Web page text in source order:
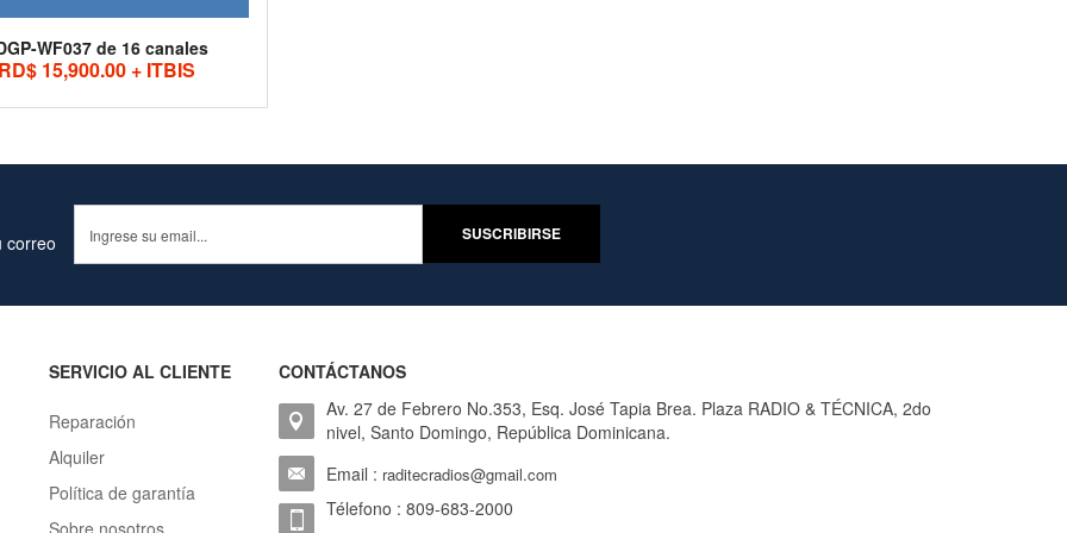
WF037 de 16 canales
15,900.00 + ITBIS
correo
SERVICIO AL CLIENTE
Reparación
Alquiler
Política de garantía
CONTÁCTANOS
Av. 27 de Febrero No.353, Esq. José Tapia Brea. Plaza RADIO & TÉCNICA, 2do
nivel, Santo Domingo, República Dominicana.
Email : raditecradios@gmail.com
Télefono : 809-683-2000